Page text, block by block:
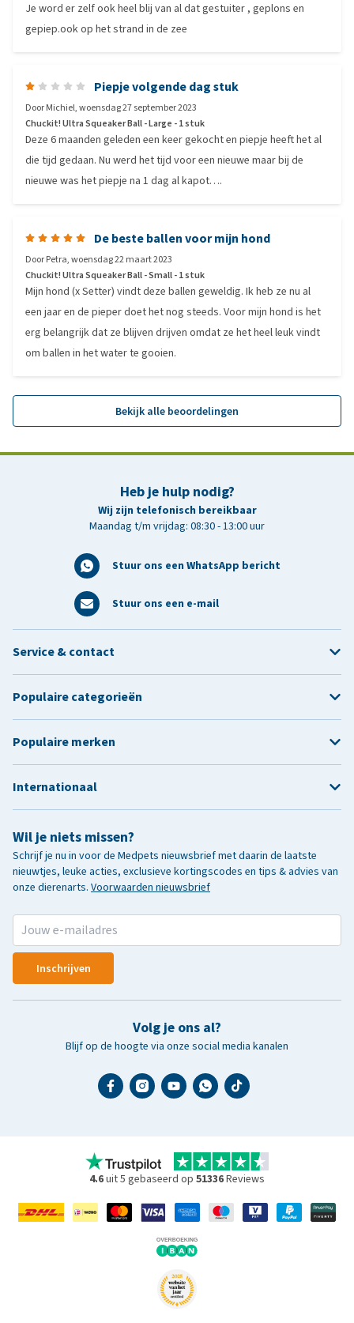
Je word er zelf ook heel blij van al dat gestuiter , geplons en
gepiep.ook op het strand in de zee
Piepje volgende dag stuk
DoorMichiel,woensdag 27 september 2023
Chuckit! Ultra Squeaker Ball - Large - 1 stuk
Deze 6 maanden geleden een keer gekocht en piepje heeft het al
die tijd gedaan. Nu werd het tijd voor een nieuwe maar bij de
nieuwe was het piepje na 1 dag al kapot….
De beste ballen voor mijn hond
DoorPetra,woensdag 22 maart 2023
Chuckit! Ultra Squeaker Ball - Small - 1 stuk
Mijn hond (x Setter) vindt deze ballen geweldig. Ik heb ze nu al
een jaar en de pieper doet het nog steeds. Voor mijn hond is het
erg belangrijk dat ze blijven drijven omdat ze het heel leuk vindt
om ballen in het water te gooien.
Bekijk alle beoordelingen
Heb je hulp nodig?
Wij zijn telefonisch bereikbaar
Maandag t/m vrijdag: 08:30 - 13:00 uur
Stuur ons een WhatsApp bericht
Stuur ons een e-mail
Wil je niets missen?
Schrijf je nu in voor de Medpets nieuwsbrief met daarin de laatste
nieuwtjes, leuke acties, exclusieve kortingscodes en tips & advies van
onze dierenarts. Voorwaarden nieuwsbrief
Inschrijven
Volg je ons al?
Blijf op de hoogte via onze social media kanalen
Service & contact
Populaire categorieën
Populaire merken
Internationaal
4.6uit 5 gebaseerd op 51336Reviews